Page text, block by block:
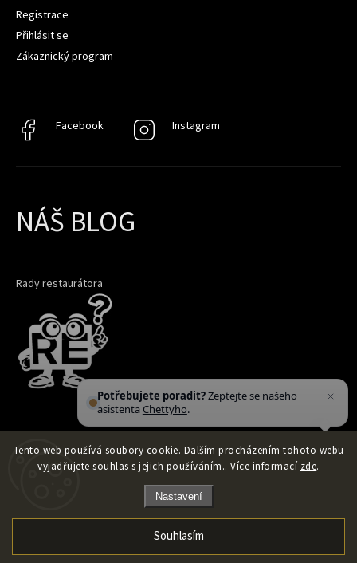
Tento web používá soubory cookie. Dalším procházením tohoto webu
vyjadřujete souhlas s jejich používáním.. Více informací zde.
Nastavení
Souhlasím
Registrace
Přihlásit se
Zákaznický program
Facebook
Facebook Instagram
Instagram
NÁŠ BLOG
Rady restaurátora
Potřebujete poradit?Zeptejte se našeho
asistentaChettyho.